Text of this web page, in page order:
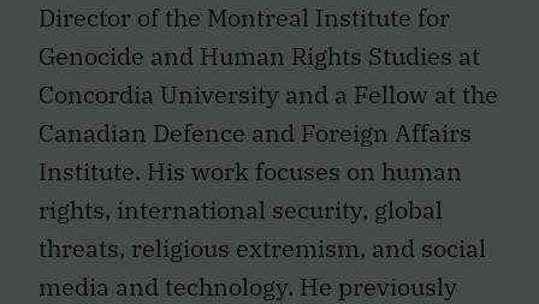
Director of the Montreal Institute for
Genocide and Human Rights Studies at
Concordia University and a Fellow at the
Canadian Defence and Foreign Affairs
Institute. His work focuses on human
rights, international security, global
threats, religious extremism, and social
media and technology. He previously